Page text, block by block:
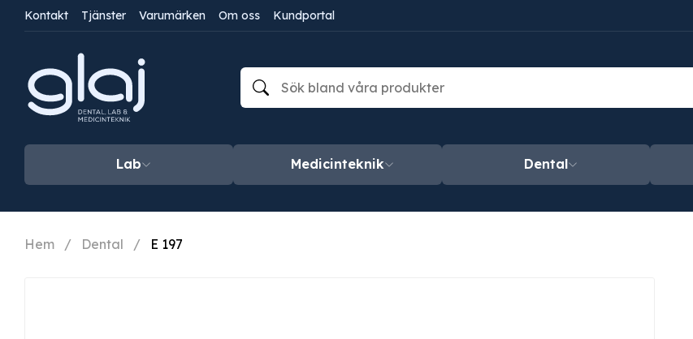
Kontakt Tjänster Varumärken Om oss Kundportal
Lab Medicinteknik Dental
Hem / Dental / E 197